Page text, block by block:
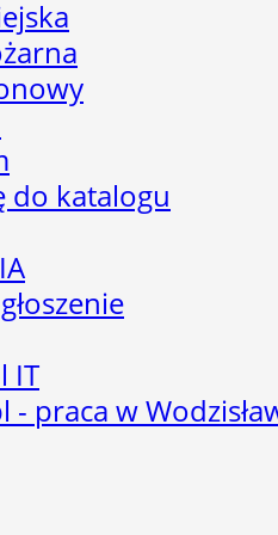
do katalogu
IT
- praca w